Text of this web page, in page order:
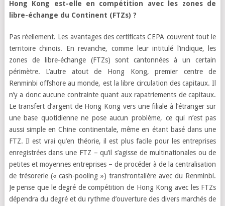
Hong Kong est-elle en compétition avec les zones de
libre-échange du Continent (FTZs) ?
Pas réellement. Les avantages des certificats CEPA couvrent tout le
territoire chinois. En revanche, comme leur intitulé l’indique, les
zones de libre-échange (FTZs) sont cantonnées à un certain
périmètre. L’autre atout de Hong Kong, premier centre de
Renminbi offshore au monde, est la libre circulation des capitaux. Il
n’y a donc aucune contrainte quant aux rapatriements de capitaux.
Le transfert d’argent de Hong Kong vers une filiale à l’étranger sur
une base quotidienne ne pose aucun problème, ce qui n’est pas
aussi simple en Chine continentale, même en étant basé dans une
FTZ. Il est vrai qu’en théorie, il est plus facile pour les entreprises
enregistrées dans une FTZ – qu’il s’agisse de multinationales ou de
petites et moyennes entreprises – de procéder à de la centralisation
de trésorerie (« cash-pooling ») transfrontalière avec du Renminbi.
Je pense que le degré de compétition de Hong Kong avec les FTZs
dépendra du degré et du rythme d’ouverture des divers marchés de